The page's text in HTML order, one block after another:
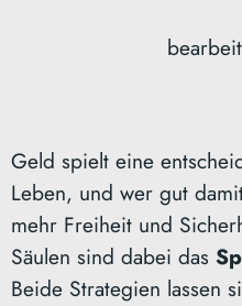
Geld spielt eine
Leben, und wer gut
mehr Freiheit und
Säulen sind dabei das
Beide Strategien lassen